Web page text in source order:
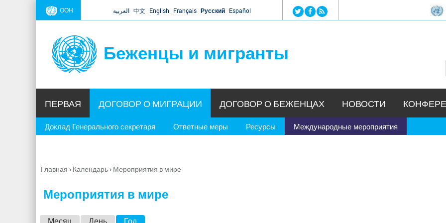
Jump to navigation
ООН العربية 中文 English Français Русский Español
Беженцы и мигранты
ПЕРВАЯ ДОГОВОР О МИГРАЦИИ
Доклад Генерального секретаря Ответные меры Ресурсы Международные мероприятия
ДОГОВОР О БЕЖЕНЦАХ НОВОСТИ
Вы
Главная › Календарь› Мероприятия в мире
Мероприятия в мире